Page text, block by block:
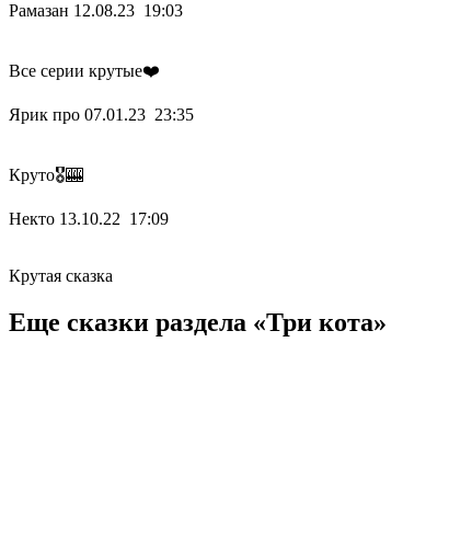
Рамазан 12.08.23 19:03
Все серии крутые❤️
Ярик про 07.01.23 23:35
Круто🎖🎰
Некто 13.10.22 17:09
Крутая сказка
Еще сказки раздела «Три кота»